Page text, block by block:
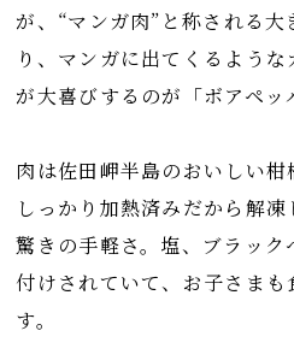
が、“マンガ肉”と称される
り、マンガに出てくるよう
が大喜びするのが「ボアペッ
肉は佐田岬半島のおいしい柑
しっかり加熱済みだから解
驚きの手軽さ。塩、ブラッ
付けされていて、お子さま
す。